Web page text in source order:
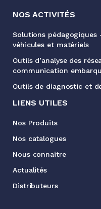
NOS ACTIVITÉS
Solutions pédagogiques
véhicules et matériels
Outils d’analyse des
communication
Outils de diagnostic et
LIENS UTILES
Nos Produits
Nos catalogues
Nous connaitre
Actualités
Distributeurs